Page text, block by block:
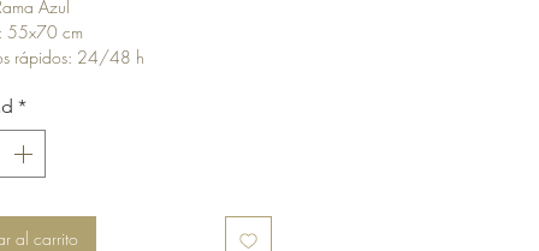
Azul
55x70 cm
rápidos: 24/48 h
*
al carrito